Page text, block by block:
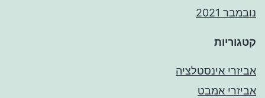
נובמבר 2021
קטגוריות
אביזרי אינסטלציה
אביזרי אמבט